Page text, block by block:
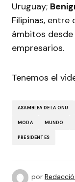
Uruguay;
Filipinas,
ámbitos
empresarios.
Tenemos el
ASAMBLEA DE LA ONU
MODA MUNDO
PRESIDENTES
por